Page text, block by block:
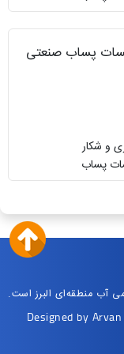
پساب صنعتی
و شکار
پساب
آب منطقه‌ای البرز است.
Designed byArvan